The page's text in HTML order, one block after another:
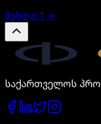
მუხლი 1 →
საქართველოს